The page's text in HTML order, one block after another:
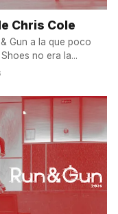
Chris Cole
Gun a la que poco
no era la...